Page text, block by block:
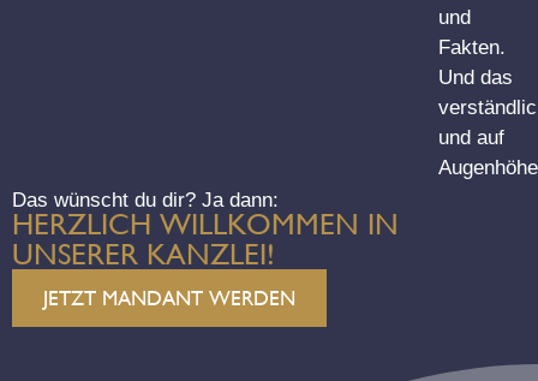
und
Fakten.
Und das
und auf
Das wünscht du dir? Ja dann:
HERZLICH WILLKOMMEN IN
UNSERER KANZLEI!
JETZT MANDANT WERDEN